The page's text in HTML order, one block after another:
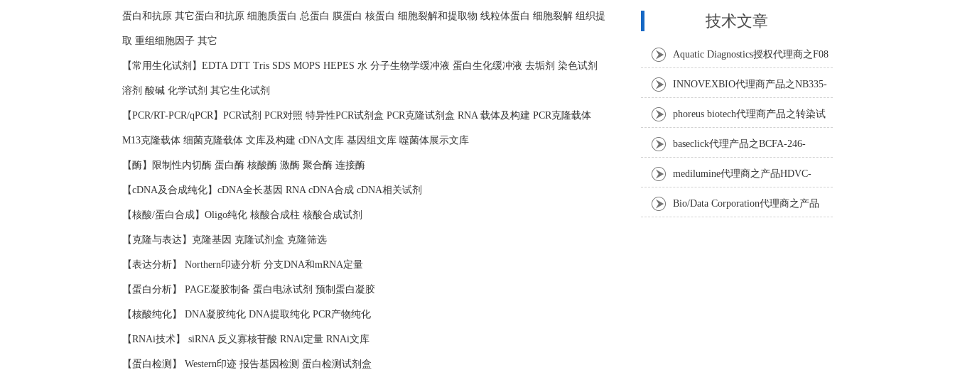
蛋白和抗原 其它蛋白和抗原 细胞质蛋白 总蛋白 膜蛋白 核蛋白 细胞裂解和提取物 线粒体蛋白 细胞裂解 组织提
取 重组细胞因子 其它
【常用生化试剂】EDTA DTT Tris SDS MOPS HEPES 水 分子生物学缓冲液 蛋白生化缓冲液 去垢剂 染色试剂
溶剂 酸碱 化学试剂 其它生化试剂
【PCR/RT-PCR/qPCR】PCR试剂 PCR对照 特异性PCR试剂盒 PCR克隆试剂盒 RNA 载体及构建 PCR克隆载体
M13克隆载体 细菌克隆载体 文库及构建 cDNA文库 基因组文库 噬菌体展示文库
【酶】限制性内切酶 蛋白酶 核酸酶 激酶 聚合酶 连接酶
【cDNA及合成纯化】cDNA全长基因 RNA cDNA合成 cDNA相关试剂
【核酸/蛋白合成】Oligo纯化 核酸合成柱 核酸合成试剂
【克隆与表达】克隆基因 克隆试剂盒 克隆筛选
【表达分析】 Northern印迹分析 分支DNA和mRNA定量
【蛋白分析】 PAGE凝胶制备 蛋白电泳试剂 预制蛋白凝胶
【核酸纯化】 DNA凝胶纯化 DNA提取纯化 PCR产物纯化
【RNAi技术】 siRNA 反义寡核苷酸 RNAi定量 RNAi文库
【蛋白检测】 Western印迹 报告基因检测 蛋白检测试剂盒
技术文章
Aquatic Diagnostics授权代理商之F08
Anti-Turbot IgM monoclonal antibody
INNOVEXBIO代理商产品之NB335-
60-60ML Fc Receptor Blocker – Azide-Free
phoreus biotech代理商产品之转染试
剂BAPtofect-25 5mg kit
baseclick代理产品之BCFA-246-
5mg，Tri-β-GalNAc-PEG3-Azide
medilumine代理商之产品HDVC-
121，Fenestra HDVC动物CT造影剂
Bio/Data Corporation代理商之产品